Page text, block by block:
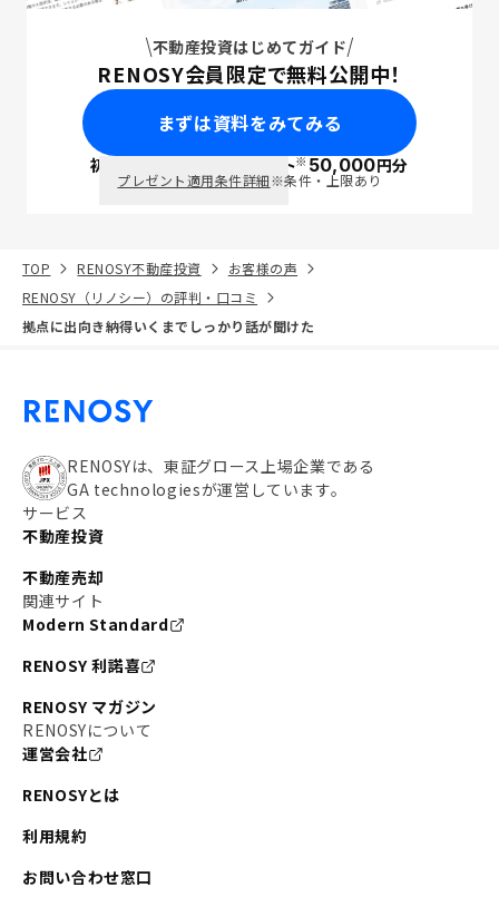
不動産投資はじめてガイド
RENOSY会員限定で無料公開中！
まずは資料をみてみる
初回面談で ポイント※50,000円分
プレゼント適用条件詳細※条件・上限あり
TOP RENOSY不動産投資
お客様の声
RENOSY（リノシー）の評判・口コミ
拠点に出向き納得いくまでしっかり話が聞けた
RENOSYは、東証グロース上場企業である
GA technologiesが運営しています。
サービス
不動産投資
不動産売却
関連サイト
Modern Standard
RENOSY 利諾喜
RENOSY マガジン
RENOSYについて
運営会社
RENOSYとは
利用規約
お問い合わせ窓口